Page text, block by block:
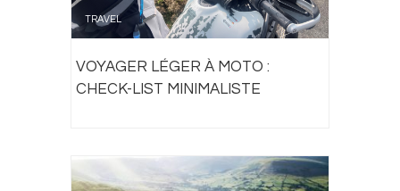
TRAVEL
VOYAGER LÉGER À MOTO :
CHECK-LIST MINIMALISTE